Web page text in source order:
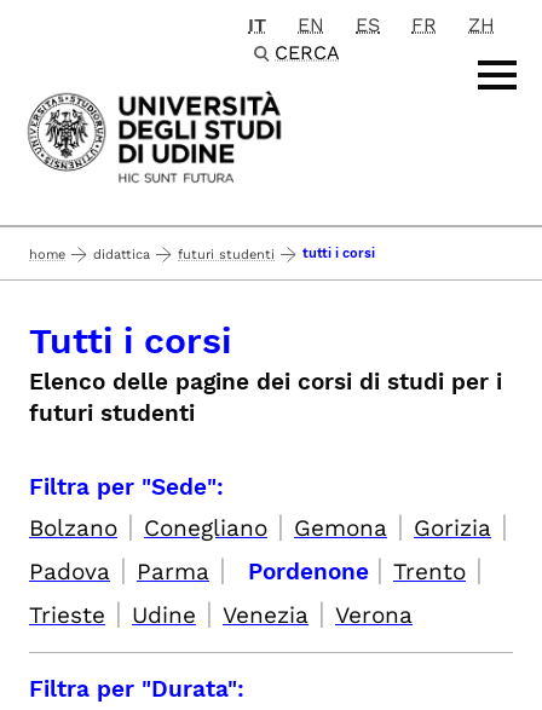
Passa al contenuto principale
IT EN ES FR
ZH
CERCA
home didattica futuri studenti tutti i corsi
Tutti i corsi
Elenco delle pagine dei corsi di studi per i
futuri studenti
Filtra per "Sede":
Bolzano | Conegliano | Gemona | Gorizia |
Padova | Parma | Pordenone | Trento |
Trieste | Udine | Venezia | Verona
Filtra per "Durata":